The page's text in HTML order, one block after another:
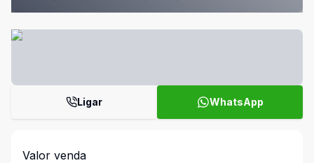
Ligar WhatsApp
Valor venda